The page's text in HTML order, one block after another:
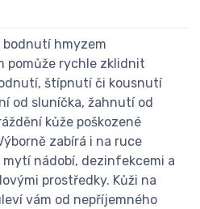
bodnutí hmyzem
pomůže rychle zklidnit
štípnutí či kousnutí
od sluníčka, žahnutí od
kůže poškozené
zabírá i na ruce
nádobí, dezinfekcemi a
prostředky. Kůži na
vám od nepříjemného